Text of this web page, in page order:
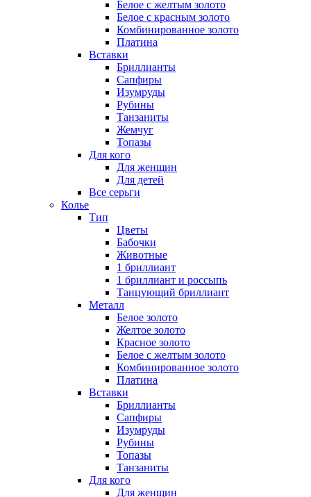
Белое с желтым золото
Белое с красным золото
Комбинированное золото
Платина
Вставки
Бриллианты
Сапфиры
Изумруды
Рубины
Танзаниты
Жемчуг
Топазы
Для кого
Для женщин
Для детей
Все серьги
Колье
Тип
Цветы
Бабочки
Животные
1 бриллиант
1 бриллиант и россыпь
Танцующий бриллиант
Металл
Белое золото
Желтое золото
Красное золото
Белое с желтым золото
Комбинированное золото
Платина
Вставки
Бриллианты
Сапфиры
Изумруды
Рубины
Топазы
Танзаниты
Для кого
Для женщин